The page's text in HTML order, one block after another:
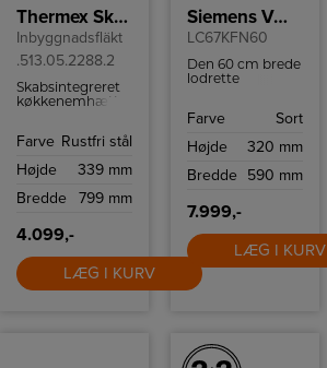
Thermex Skabsintegreret emhætte TFM 180
Inbyggnadsfläkt
.513.05.2288.2
Skabsintegreret
køkkenemhætte
montering i 60
Farve Rustfri stål
Højde
339 mm
Bredde
799 mm
4.099,-
LÆG I KURV
Siemens Væghængt emhætte
LC67KFN60
Den 60 cm brede
lodrette
og stilfuld.
Farve
Sort
Højde
320 mm
Bredde
590 mm
7.999,-
LÆG I KURV